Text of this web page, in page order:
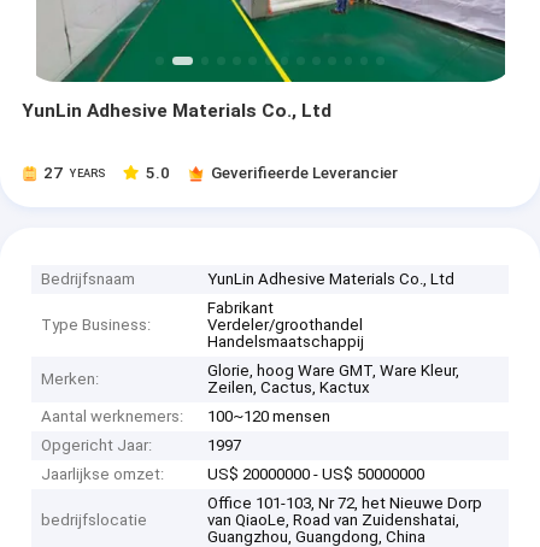
YunLin Adhesive Materials Co., Ltd
27 YEARS 5.0 Geverifieerde Leverancier
Bedrijfsnaam YunLin Adhesive Materials Co., Ltd
Type Business:
Fabrikant
Verdeler/groothandel
Handelsmaatschappij
Merken:
Glorie, hoog Ware GMT, Ware Kleur,
Zeilen, Cactus, Kactux
Aantal werknemers:
100~120 mensen
Opgericht Jaar:
1997
Jaarlijkse omzet:
US$ 20000000 - US$ 50000000
bedrijfslocatie
Office 101-103, Nr 72, het Nieuwe Dorp
van QiaoLe, Road van Zuidenshatai,
Guangzhou, Guangdong, China